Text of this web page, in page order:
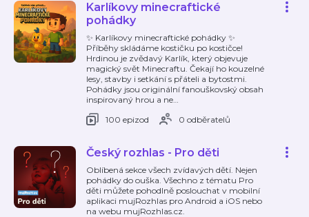
Karlíkovy minecraftické
pohádky
✨ Karlíkovy minecraftické pohádky ✨
Příběhy skládáme kostičku po kostičce!
Hrdinou je zvědavý Karlík, který objevuje
magický svět Minecraftu. Čekají ho kouzelné
lesy, stavby i setkání s přáteli a bytostmi.
Pohádky jsou originální fanouškovský obsah
inspirovaný hrou a ne…
100 epizod
0 odběratelů
Český rozhlas - Pro děti
Oblíbená sekce všech zvídavých dětí. Nejen
pohádky do ouška. Všechno z tématu Pro
děti můžete pohodlně poslouchat v mobilní
aplikaci mujRozhlas pro Android a iOS nebo
na webu mujRozhlas.cz.